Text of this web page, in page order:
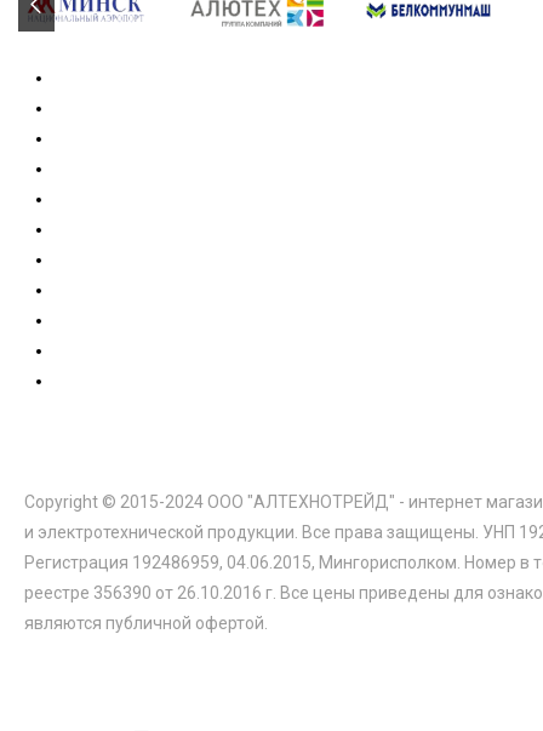
Copyright © 2015-2024 ООО "АЛТЕХНОТРЕЙД" - интернет
и электротехнической продукции. Все права защищены. УНП
Регистрация 192486959, 04.06.2015, Мингорисполком. Номер в
реестре 356390 от 26.10.2016 г. Все цены приведены для
являются публичной офертой.